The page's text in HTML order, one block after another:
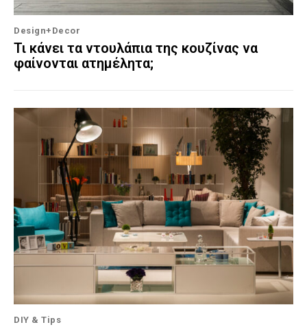
Design+Decor
Τι κάνει τα ντουλάπια της κουζίνας να
φαίνονται ατημέλητα;
DIY & Tips